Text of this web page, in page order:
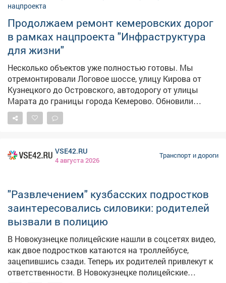
Продолжаем ремонт кемеровских дорог
в рамках нацпроекта "Инфраструктура
для жизни"
Несколько объектов уже полностью готовы. Мы
отремонтировали Логовое шоссе, улицу Кирова от
Кузнецкого до Островского, автодорогу от улицы
Марата до границы города Кемерово. Обновили
изношенное дорожное покрытие по улице Нахимова от
Шахтёров до Ракитянского - причем здесь выполнили
разметку. Кроме того, работы завершены на проезде
Притомского проспекта. Продолжается ремонт улицы
обустройством тротуаров и бетонного лотка, впереди
асфальтирование проезжей части. Работы в разгаре
на Веры Волошиной, где также приняли решение
отремонтировать в этом году участок большей
протяженности, чем планировалось изначально - от
Базовой до Двужильного. Кроме того, приступили к
дорожному ремонту на тех объектах, которые внесли в
программу благоустройства на этот год
дополнительно - благодаря решению губернатора
VSE42.RU
4 августа 2026
Транспорт и дороги
"Развлечением" кузбасских подростков
заинтересовались силовики: родителей
вызвали в полицию
В Новокузнецке полицейские нашли в соцсетях видео,
как двое подростков катаются на троллейбусе,
зацепившись сзади. Теперь их родителей привлекут к
ответственности. В Новокузнецке полицейские